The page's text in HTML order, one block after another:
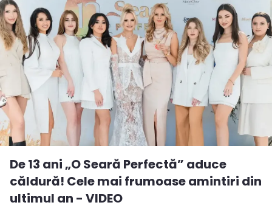
De 13 ani „O Seară Perfectă” aduce
căldură! Cele mai frumoase amintiri din
ultimul an - VIDEO